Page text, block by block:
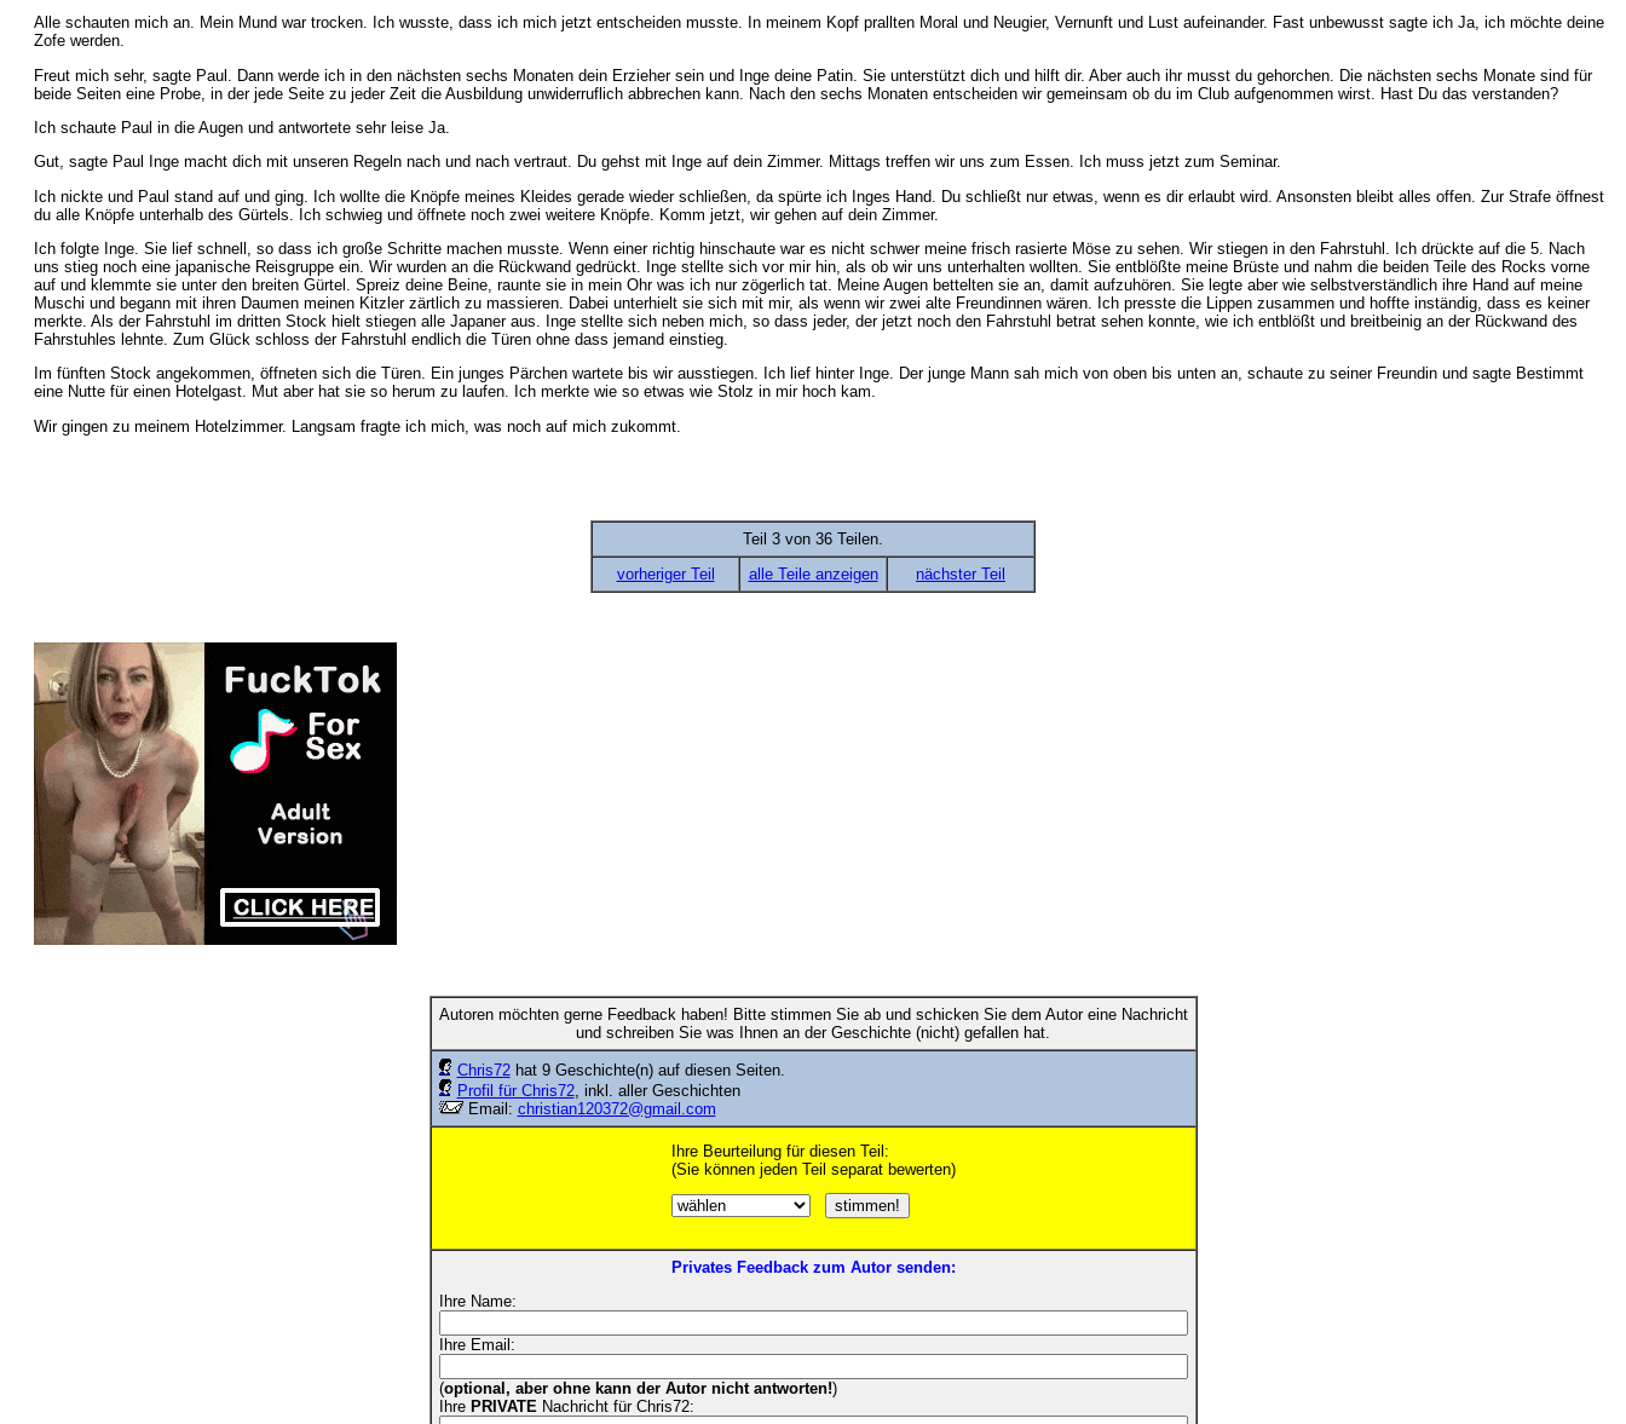
Alle schauten mich an. Mein Mund war trocken. Ich wusste, dass ich mich jetzt entscheiden musste. In meinem Kopf prallten Moral und Neugier, Vernunft und Lust aufeinander. Fast unbewusst sagte ich Ja, ich möchte deine
Zofe werden.
Freut mich sehr, sagte Paul. Dann werde ich in den nächsten sechs Monaten dein Erzieher sein und Inge deine Patin. Sie unterstützt dich und hilft dir. Aber auch ihr musst du gehorchen. Die nächsten sechs Monate sind für
beide Seiten eine Probe, in der jede Seite zu jeder Zeit die Ausbildung unwiderruflich abbrechen kann. Nach den sechs Monaten entscheiden wir gemeinsam ob du im Club aufgenommen wirst. Hast Du das verstanden?
Ich schaute Paul in die Augen und antwortete sehr leise Ja.
Gut, sagte Paul Inge macht dich mit unseren Regeln nach und nach vertraut. Du gehst mit Inge auf dein Zimmer. Mittags treffen wir uns zum Essen. Ich muss jetzt zum Seminar.
Ich nickte und Paul stand auf und ging. Ich wollte die Knöpfe meines Kleides gerade wieder schließen, da spürte ich Inges Hand. Du schließt nur etwas, wenn es dir erlaubt wird. Ansonsten bleibt alles offen. Zur Strafe öffnest
du alle Knöpfe unterhalb des Gürtels. Ich schwieg und öffnete noch zwei weitere Knöpfe. Komm jetzt, wir gehen auf dein Zimmer.
Ich folgte Inge. Sie lief schnell, so dass ich große Schritte machen musste. Wenn einer richtig hinschaute war es nicht schwer meine frisch rasierte Möse zu sehen. Wir stiegen in den Fahrstuhl. Ich drückte auf die 5. Nach
uns stieg noch eine japanische Reisgruppe ein. Wir wurden an die Rückwand gedrückt. Inge stellte sich vor mir hin, als ob wir uns unterhalten wollten. Sie entblößte meine Brüste und nahm die beiden Teile des Rocks vorne
auf und klemmte sie unter den breiten Gürtel. Spreiz deine Beine, raunte sie in mein Ohr was ich nur zögerlich tat. Meine Augen bettelten sie an, damit aufzuhören. Sie legte aber wie selbstverständlich ihre Hand auf meine
Muschi und begann mit ihren Daumen meinen Kitzler zärtlich zu massieren. Dabei unterhielt sie sich mit mir, als wenn wir zwei alte Freundinnen wären. Ich presste die Lippen zusammen und hoffte inständig, dass es keiner
merkte. Als der Fahrstuhl im dritten Stock hielt stiegen alle Japaner aus. Inge stellte sich neben mich, so dass jeder, der jetzt noch den Fahrstuhl betrat sehen konnte, wie ich entblößt und breitbeinig an der Rückwand des
Fahrstuhles lehnte. Zum Glück schloss der Fahrstuhl endlich die Türen ohne dass jemand einstieg.
Im fünften Stock angekommen, öffneten sich die Türen. Ein junges Pärchen wartete bis wir ausstiegen. Ich lief hinter Inge. Der junge Mann sah mich von oben bis unten an, schaute zu seiner Freundin und sagte Bestimmt
eine Nutte für einen Hotelgast. Mut aber hat sie so herum zu laufen. Ich merkte wie so etwas wie Stolz in mir hoch kam.
Wir gingen zu meinem Hotelzimmer. Langsam fragte ich mich, was noch auf mich zukommt.
Teil 3 von 36 Teilen.
vorheriger Teil
alle Teile anzeigen nächster Teil
Autoren möchten gerne Feedback haben! Bitte stimmen Sie ab und schicken Sie dem Autor eine Nachricht
und schreiben Sie was Ihnen an der Geschichte (nicht) gefallen hat.
Chris72hat 9 Geschichte(n) auf diesen Seiten.
Profil für Chris72, inkl. aller Geschichten
Email: christian120372@gmail.com
Ihre Beurteilung für diesen Teil:
(Sie können jeden Teil separat bewerten)
Privates Feedback zum Autor senden:
Ihre Name:
Ihre Email:
(optional, aber ohne kann der Autor nicht antworten!)
Ihre PRIVATENachricht für Chris72: